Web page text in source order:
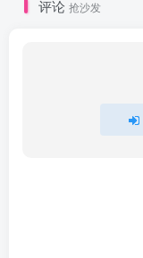
评论 抢沙发